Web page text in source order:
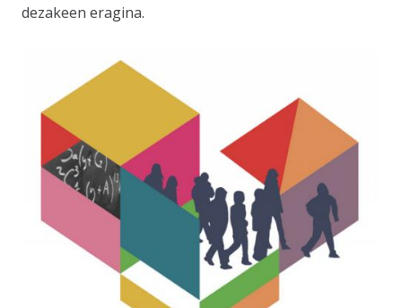
dezakeen eragina.